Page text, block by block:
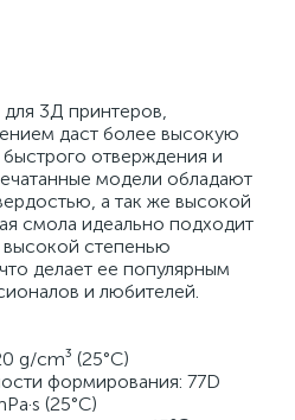
3Д принтеров,
даст более высокую
отверждения и
модели обладают
а так же высокой
смола идеально подходит
степенью
делает ее популярным
и любителей.
g/cm³ (25°C)
формирования: 77D
(25°C)